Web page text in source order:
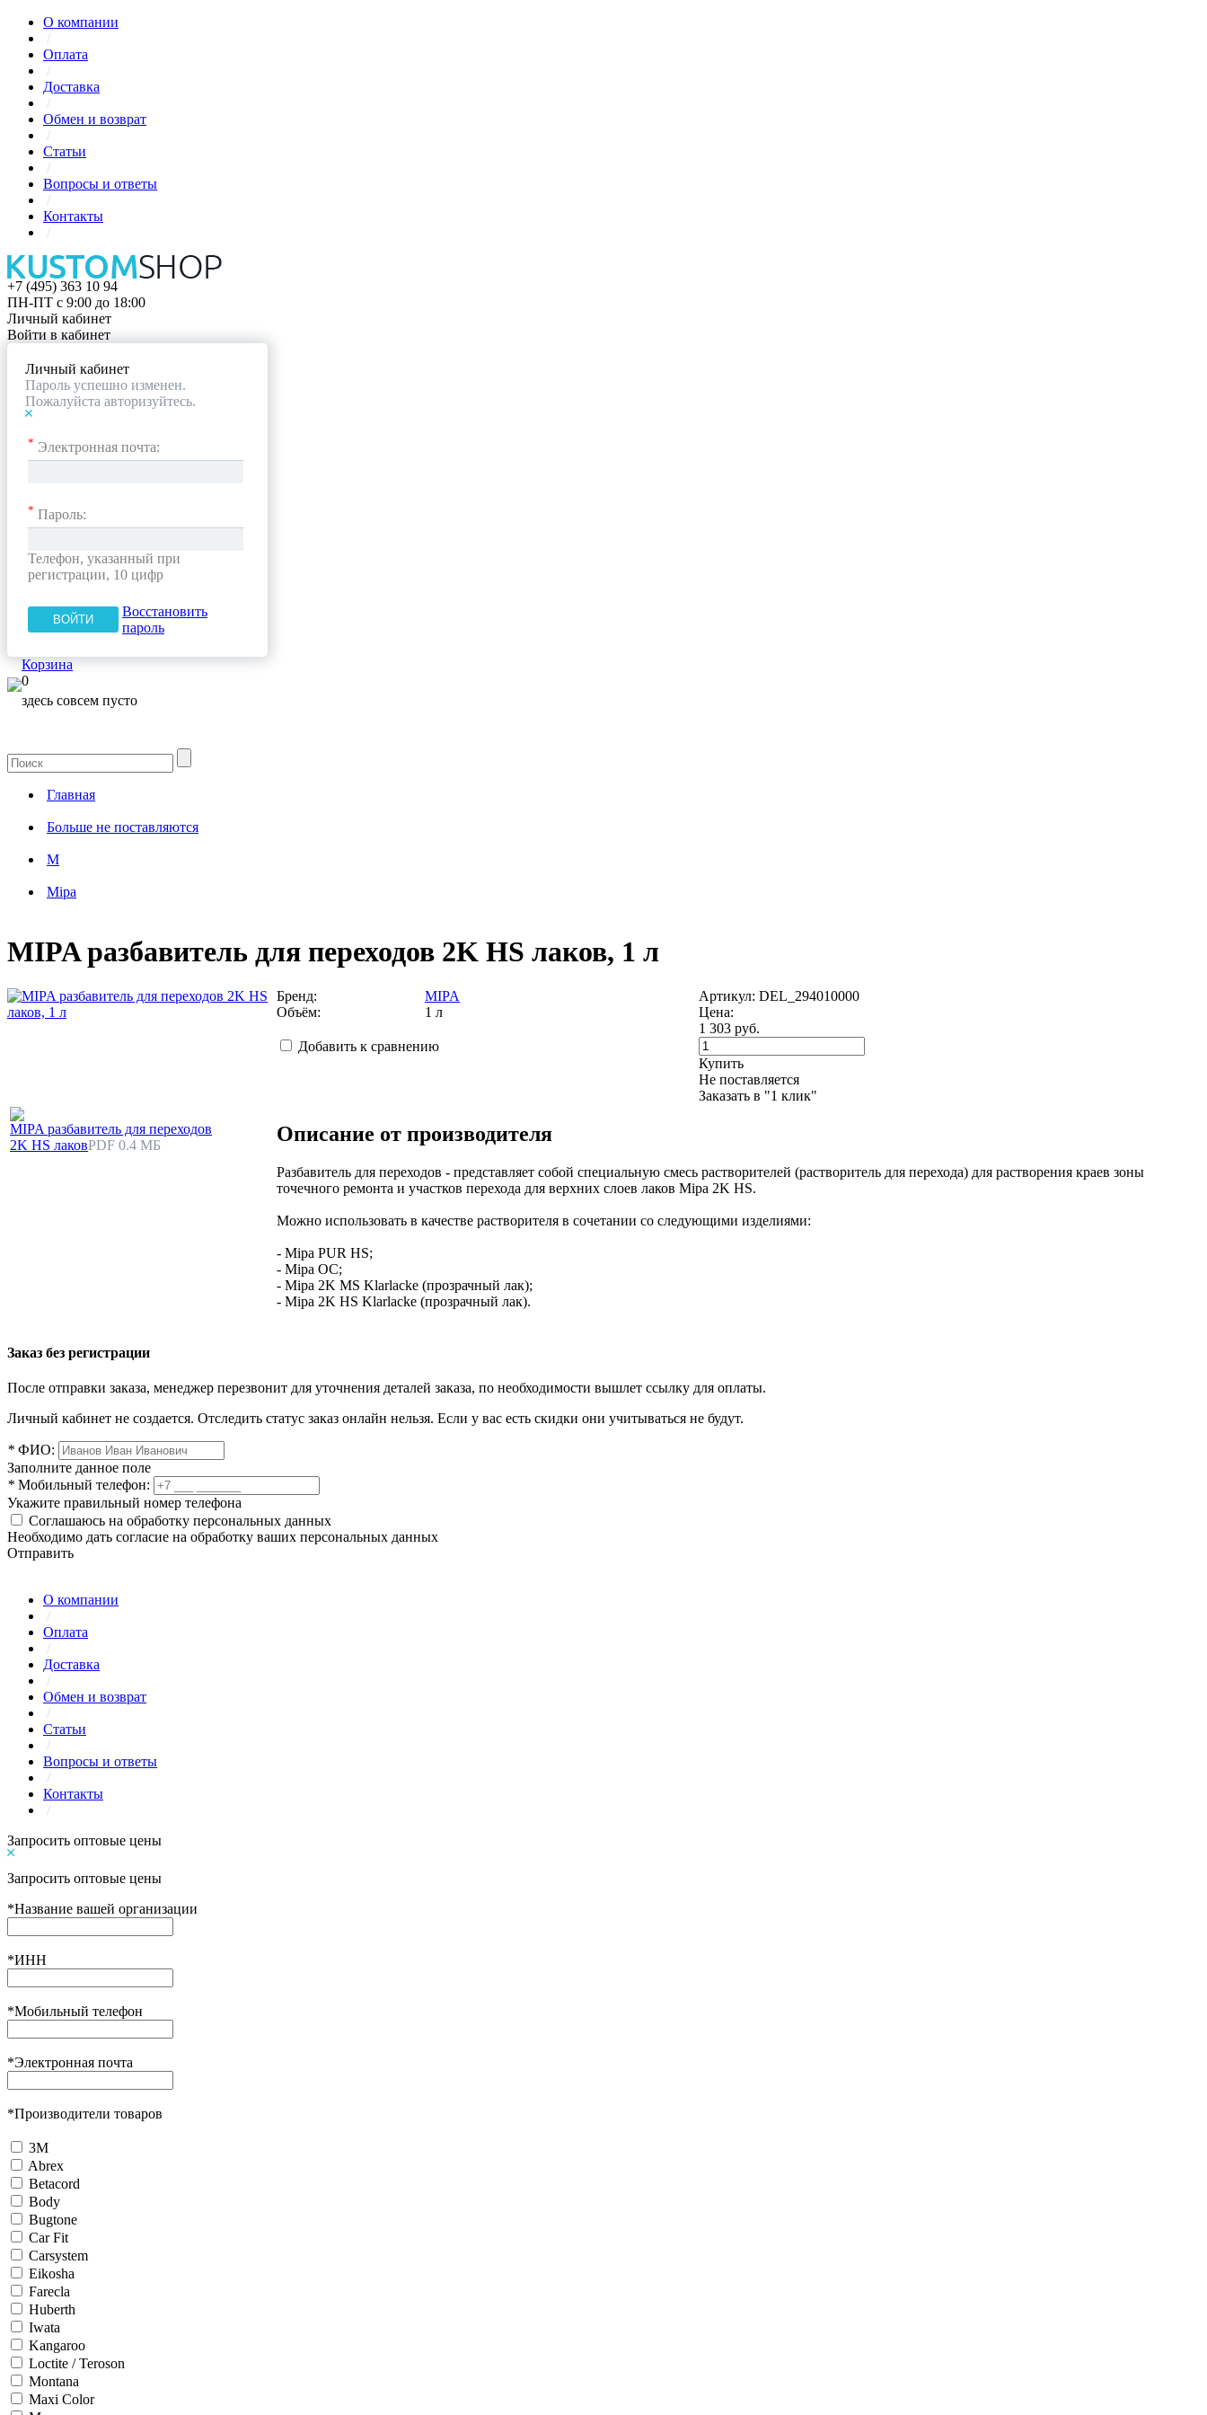
О компании
/
Оплата
/
Доставка
/
Обмен и возврат
/
Статьи
/
Вопросы и ответы
/
Контакты
/
+7 (495) 363 10 94
ПН-ПТ с 9:00 до 18:00
Личный кабинет
Войти в кабинет
Личный кабинет
Пароль успешно изменен.
Пожалуйста авторизуйтесь.
* Электронная почта:
* Пароль:
Телефон, указанный при
регистрации, 10 цифр
Восстановить
пароль
Корзина
0
здесь совсем пусто
Главная
Больше не поставляются
M
Mipa
MIPA разбавитель для переходов 2K HS лаков, 1 л
Бренд:
MIPA
Объём:
1 л
Добавить к сравнению
Артикул: DEL_294010000
Цена:
1 303 руб.
Купить
Не поставляется
Заказать в "1 клик"
MIPA разбавитель для переходов
2K HS лаковPDF 0.4 МБ Описание от производителя
Разбавитель для переходов - представляет собой специальную смесь растворителей (растворитель для перехода) для растворения краев зоны
точечного ремонта и участков перехода для верхних слоев лаков Mipa 2K HS.
Можно использовать в качестве растворителя в сочетании со следующими изделиями:
- Mipa PUR HS;
- Mipa OC;
- Mipa 2K MS Klarlacke (прозрачный лак);
- Mipa 2K HS Klarlacke (прозрачный лак).
Заказ без регистрации
После отправки заказа, менеджер перезвонит для уточнения деталей заказа, по необходимости вышлет ссылку для оплаты.
Личный кабинет не создается. Отследить статус заказ онлайн нельзя. Если у вас есть скидки они учитываться не будут.
* ФИО:
Заполните данное поле
* Мобильный телефон:
Укажите правильный номер телефона
Соглашаюсь на обработку персональных данных
Необходимо дать согласие на обработку ваших персональных данных
Отправить
О компании
/
Оплата
/
Доставка
/
Обмен и возврат
/
Статьи
/
Вопросы и ответы
/
Контакты
/
Запросить оптовые цены
Запросить оптовые цены
*Название вашей организации
*ИНН
*Мобильный телефон
*Электронная почта
*Производители товаров
3М
Abrex
Betacord
Body
Bugtone
Car Fit
Carsystem
Eikosha
Farecla
Huberth
Iwata
Kangaroo
Loctite / Teroson
Montana
Maxi Color